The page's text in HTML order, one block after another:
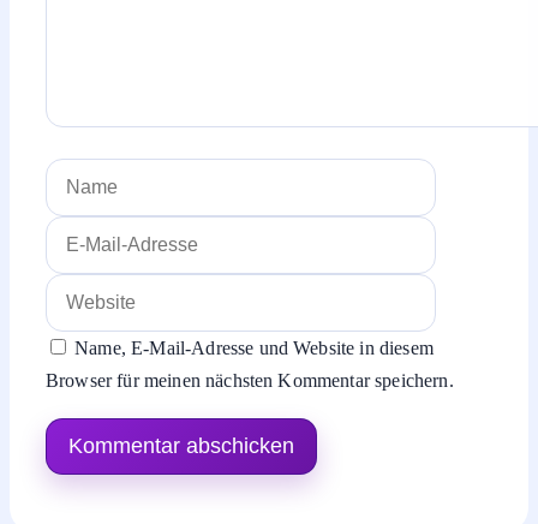
Name
E-
Mail-
Website
Name, E-Mail-Adresse und Website in diesem
Browser für meinen nächsten Kommentar speichern.